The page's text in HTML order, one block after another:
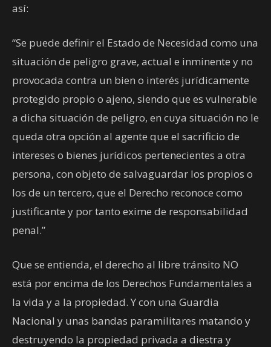
así:
“Se puede definir el Estado de Necesidad como una
situación de peligro grave, actual e inminente y no
provocada contra un bien o interés jurídicamente
protegido propio o ajeno, siendo que es vulnerable
a dicha situación de peligro, en cuya situación no le
queda otra opción al agente que el sacrificio de
intereses o bienes jurídicos pertenecientes a otra
persona, con objeto de salvaguardar los propios o
los de un tercero, que el Derecho reconoce como
justificante y por tanto exime de responsabilidad
penal.”
Que se entienda, el derecho al libre tránsito NO
está por encima de los Derechos Fundamentales a
la vida y a la propiedad. Y con una Guardia
Nacional y unas bandas paramilitares matando y
destruyendo la propiedad privada a diestra y